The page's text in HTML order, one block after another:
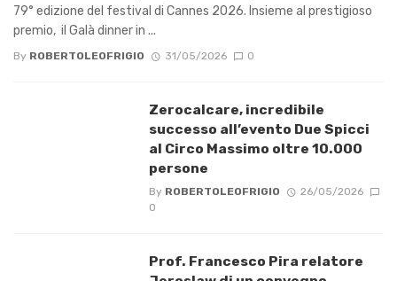
79° edizione del festival di Cannes 2026. Insieme al prestigioso
premio, il Galà dinner in ...
By ROBERTOLEOFRIGIO 31/05/2026 0
Zerocalcare, incredibile
successo all’evento Due Spicci
al Circo Massimo oltre 10.000
persone
By ROBERTOLEOFRIGIO
26/05/2026
0
Prof. Francesco Pira relatore